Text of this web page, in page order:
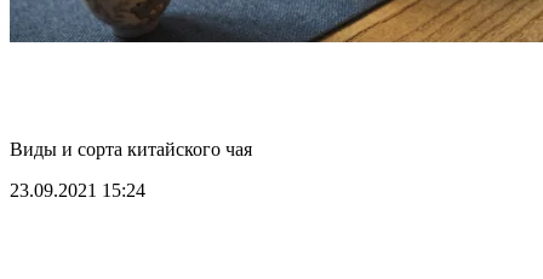
Виды и сорта китайского чая
23.09.2021 15:24